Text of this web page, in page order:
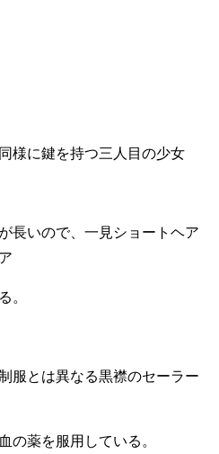
様に鍵を持つ三人目の少女
長いので、一見ショートヘア
。
服とは異なる黒襟のセーラー
の薬を服用している。